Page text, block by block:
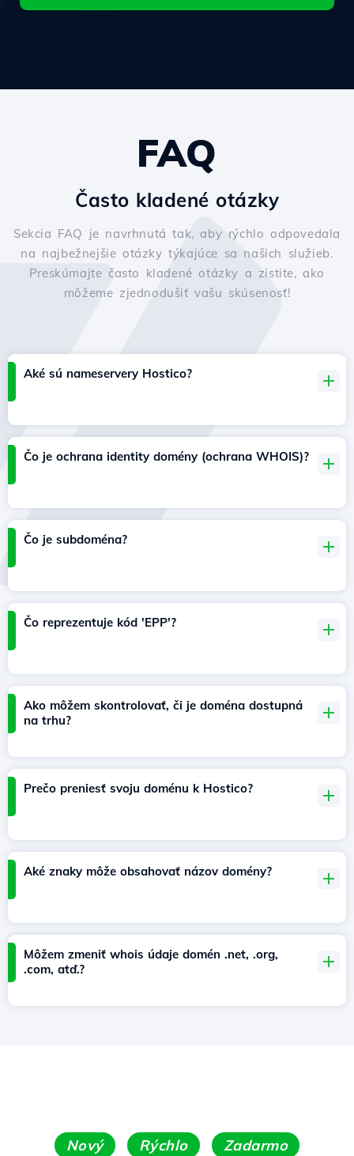
FAQ
Často kladené otázky
Sekcia FAQ je navrhnutá tak, aby rýchlo odpovedala
na najbežnejšie otázky týkajúce sa našich služieb.
Preskúmajte často kladené otázky a zistite, ako
môžeme zjednodušiť vašu skúsenosť!
Aké sú nameservery Hostico?
Čo je ochrana identity domény (ochrana WHOIS)?
Čo je subdoména?
Čo reprezentuje kód 'EPP'?
Ako môžem skontrolovať, či je doména dostupná
na trhu?
Prečo preniesť svoju doménu k Hostico?
Aké znaky môže obsahovať názov domény?
Môžem zmeniť whois údaje domén .net, .org,
.com, atď.?
Nový Rýchlo Zadarmo